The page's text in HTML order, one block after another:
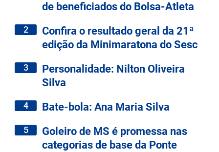
de beneficiados do Bolsa-Atleta
2
Confira o resultado geral da 21ª
edição da Minimaratona do Sesc
3
Personalidade: Nilton Oliveira
Silva
4 Bate-bola: Ana Maria Silva
5
Goleiro de MS é promessa nas
categorias de base da Ponte